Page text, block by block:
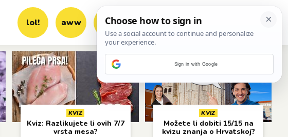
lol! aww vrh! woot?!
KVIZ
Kviz: Razlikujete li ovih 7/7
vrsta mesa?
KVIZ
Možete li dobiti 15/15 na
kvizu znanja o Hrvatskoj?
Sign in with Google